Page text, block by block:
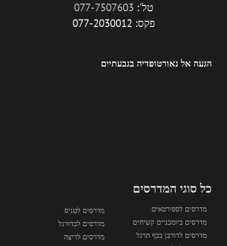
טל': 077-7507603
פקס: 077-2030012
הגעה אל נאורטופדיה בגבעתיים
כל סוגי המדרסים
מדרסים לספורטאים
מדרסים ביומכניים קשיחים
מדרסים לדורבן בכף הרגל
מדרסים לטניס
מדרסים לכדורגל
מדרסים לריצה